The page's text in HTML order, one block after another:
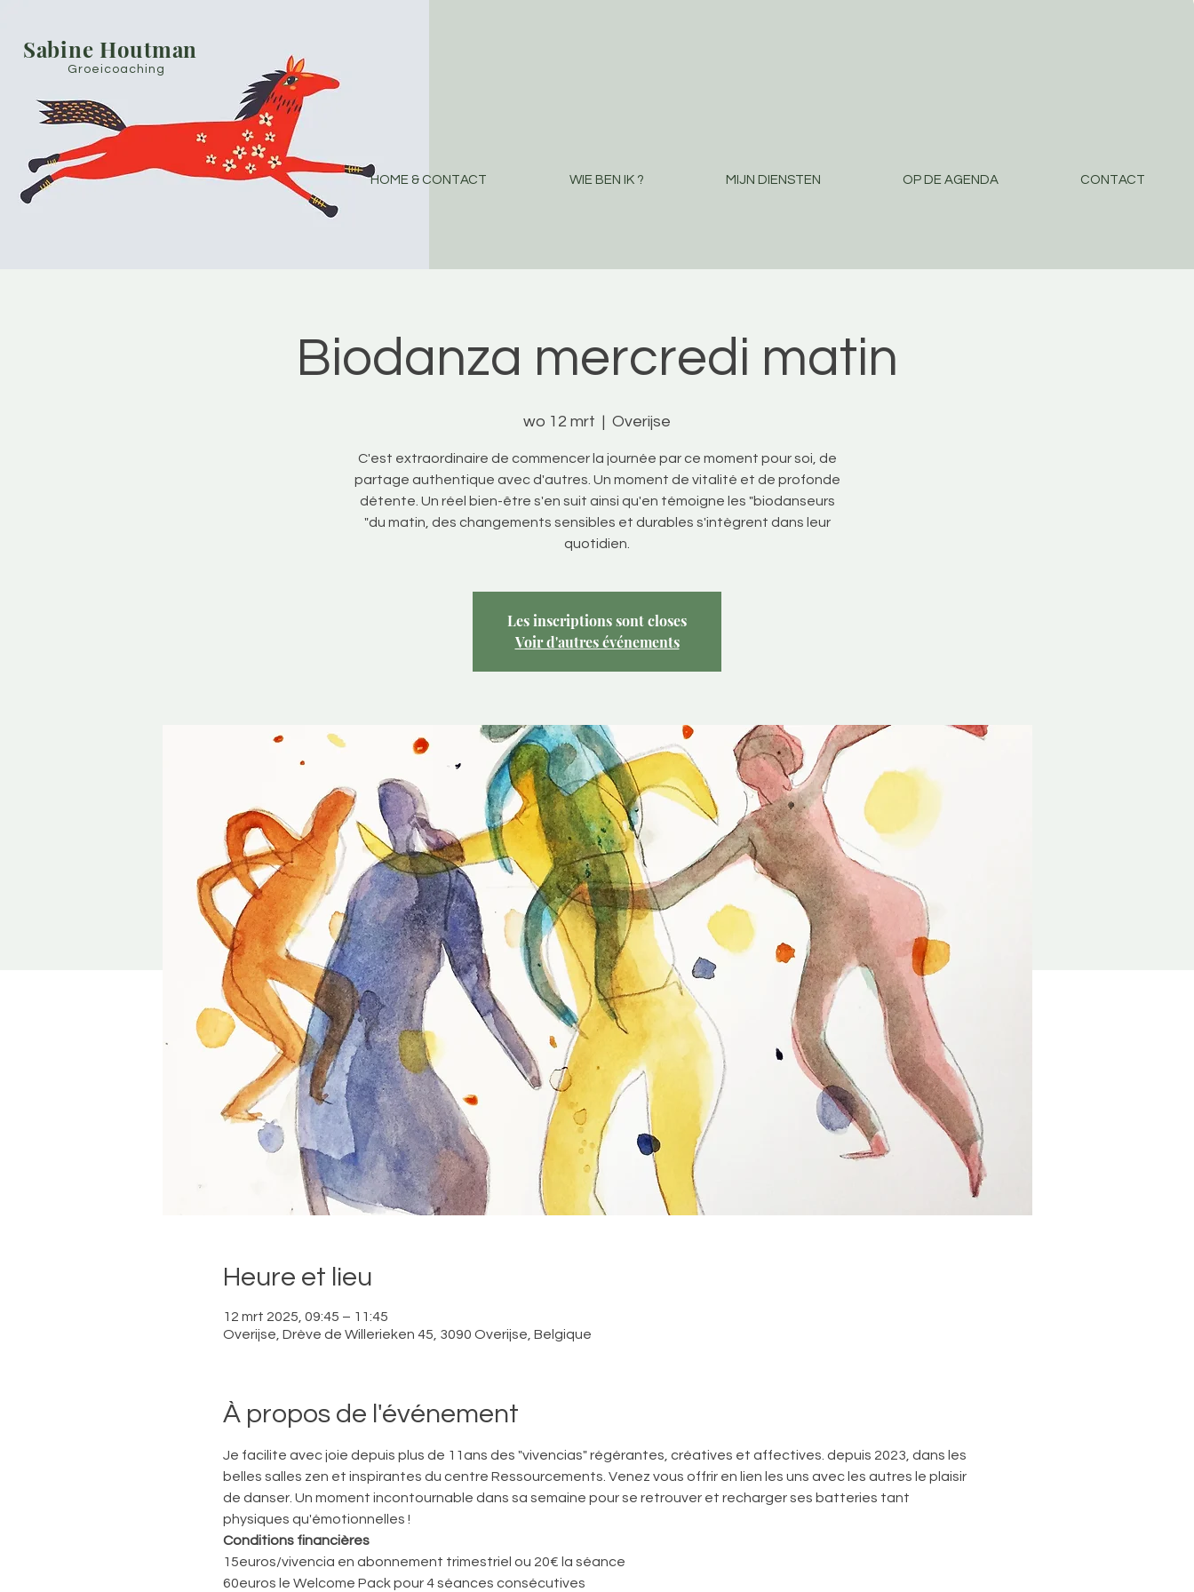
Sabine Houtman
Groeicoaching
HOME & CONTACT WIE BEN IK ? MIJN DIENSTEN OP DE AGENDA CONTACT
Biodanza mercredi matin
wo 12 mrt
  |
Overijse
C'est extraordinaire de commencer la journée par ce moment pour soi, de
partage authentique avec d'autres. Un moment de vitalité et de profonde
détente. Un réel bien-être s'en suit ainsi qu'en témoigne les "biodanseurs
"du matin, des changements sensibles et durables s'intègrent dans leur
quotidien.
Les inscriptions sont closes
Voir d'autres événements
Heure et lieu
12 mrt 2025, 09:45 – 11:45
Overijse, Drève de Willerieken 45, 3090 Overijse, Belgique
À propos de l'événement
Je facilite avec joie depuis plus de 11ans des "vivencias" régérantes, créatives et affectives. depuis 2023, dans les
belles salles zen et inspirantes du centre Ressourcements. Venez vous offrir en lien les uns avec les autres le plaisir
de danser. Un moment incontournable dans sa semaine pour se retrouver et recharger ses batteries tant
physiques qu'émotionnelles !
Conditions financières
15euros/vivencia en abonnement trimestriel ou 20€ la séance
60euros le Welcome Pack pour 4 séances consécutives